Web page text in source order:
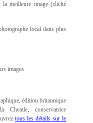
meilleure image (cliché
local dans plus
images
édition britannique
Cheatle, conservatrice
tous les détails sur le